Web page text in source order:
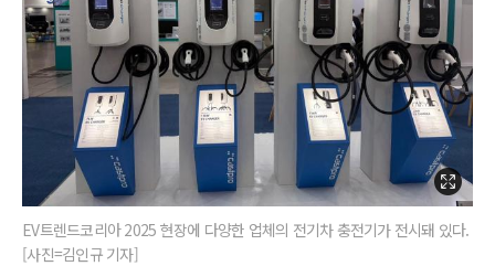
EV트렌드코리아 2025 현장에 다양한 업체의 전기차 충전기가 전시돼 있다.
[사진=김인규 기자]